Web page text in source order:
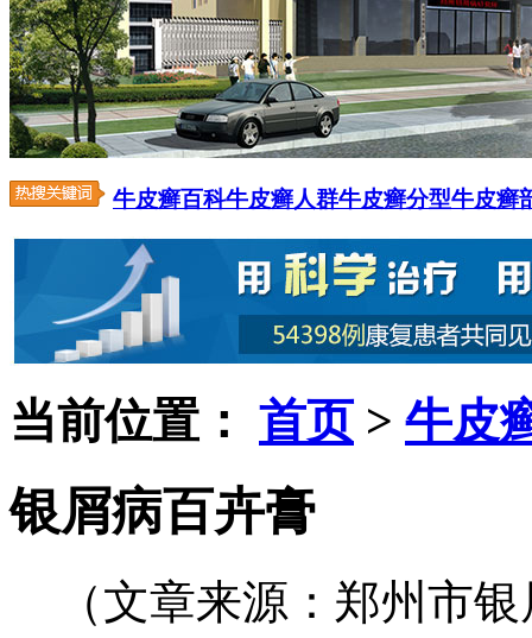
牛皮癣百科牛皮癣人群牛皮癣分型牛皮癣
当前位置： 首页> 牛皮
银屑病百卉膏
（文章来源：郑州市